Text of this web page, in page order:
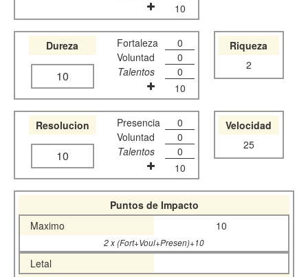
10
Dureza
10
Fortaleza
0
Voluntad
0
Talentos
0
10
Riqueza
2
Resolucion
10
Presencia
0
Voluntad
0
Talentos
0
10
Velocidad
25
Puntos de Impacto
Maximo
10
2 x (Fort+Voul+Presen)+10
Letal